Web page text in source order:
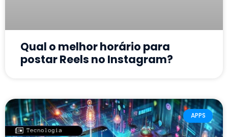
Qual o melhor horário para
postar Reels no Instagram?
APPS